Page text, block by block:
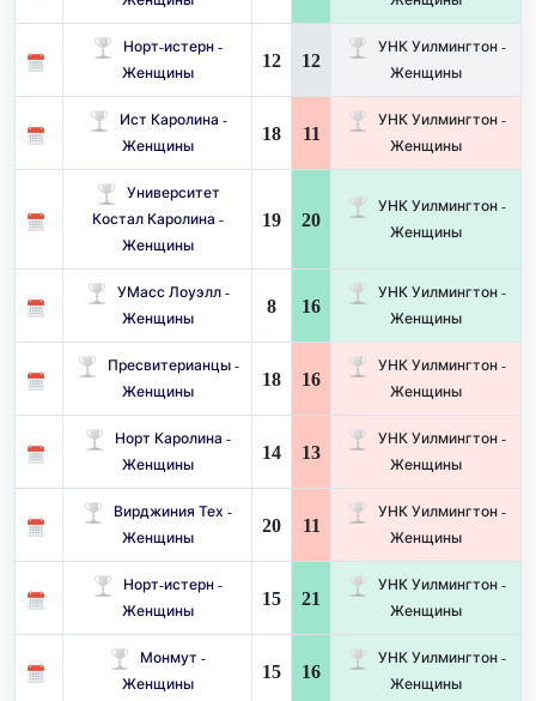
Норт-истерн -
Женщины
12 12
УНК Уилмингтон -
Женщины
Ист Каролина -
Женщины
18 11
УНК Уилмингтон -
Женщины
Университет
Костал Каролина -
Женщины
19 20
УНК Уилмингтон -
Женщины
УМасс Лоуэлл -
Женщины
8 16
УНК Уилмингтон -
Женщины
Пресвитерианцы -
Женщины
18 16
УНК Уилмингтон -
Женщины
Норт Каролина -
Женщины
14 13
УНК Уилмингтон -
Женщины
Вирджиния Тех -
Женщины
20 11
УНК Уилмингтон -
Женщины
Норт-истерн -
Женщины
15 21
УНК Уилмингтон -
Женщины
Монмут -
Женщины
15 16
УНК Уилмингтон -
Женщины